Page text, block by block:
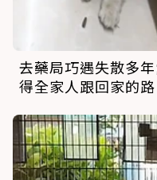
去藥局巧遇失散多
得全家人跟回家的路